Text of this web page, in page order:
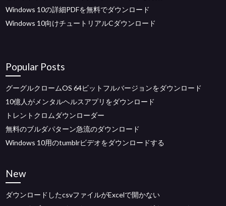
Windows 10の詳細PDFを無料でダウンロード
Windows 10向けチュートリアルCダウンロード
Popular Posts
グーグルクロームOS 64ビットフルバージョンをダウンロード
10億人がメンタルヘルスアプリをダウンロード
トレントクロムダウンローダー
無料のブルダパターン急流のダウンロード
Windows 10用のtumblrビデオをダウンロードする
New
ダウンロードしたcsvファイルがExcelで開かない